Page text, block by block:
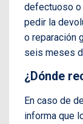
defectuoso
pedir la
o reparación
seis meses
¿Dónde
En caso de
informa que